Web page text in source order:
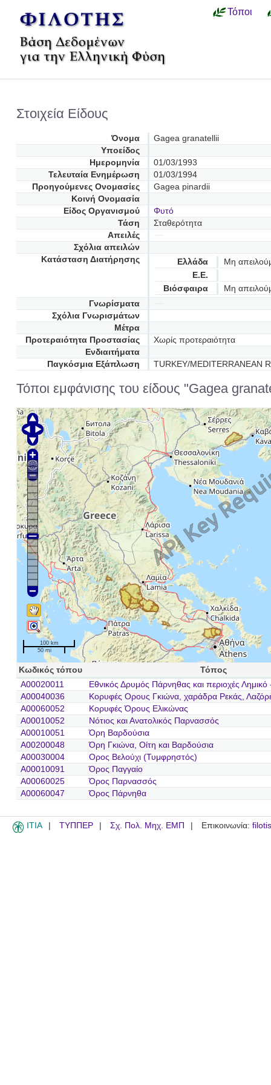
Τόποι
Στοιχεία Είδους
Όνομα
Gagea granatellii
Υποείδος
Ημερομηνία
01/03/1993
Τελευταία Ενημέρωση
01/03/1994
Προηγούμενες Oνομασίες
Gagea pinardii
Κοινή Ονομασία
Είδος Οργανισμού
Φυτό
Τάση
Σταθερότητα
Απειλές
Σχόλια απειλών
Κατάσταση Διατήρησης
Ελλάδα
Μη
Ε.Ε.
Βιόσφαιρα
Μη
Γνωρίσματα
Σχόλια Γνωρισμάτων
Μέτρα
Προτεραιότητα Προστασίας
Χωρίς προτεραιότητα
Ενδιαιτήματα
Παγκόσμια Εξάπλωση
TURKEY/MEDITERRANEAN
Τόποι εμφάνισης του είδους "Gagea
100 km
50 mi
Κωδικός τόπου
Τόπος
A00020011
Εθνικός Δρυμός Πάρνηθας και περιοχές Λημικό
A00040036
Κορυφές Ορους Γκιώνα, χαράδρα Ρεκάς,
A00060052
Κορυφές Όρους Ελικώνας
A00010052
Νότιος και Ανατολικός Παρνασσός
A00010051
Όρη Βαρδούσια
A00200048
Όρη Γκιώνα, Οίτη και Βαρδούσια
A00030004
Ορος Βελούχι (Τυμφρηστός)
A00010091
Όρος Παγγαίο
A00060025
Όρος Παρνασσός
A00060047
Όρος Πάρνηθα
ITIA ΤΥΠΠΕΡ Σχ. Πολ. Μηχ. ΕΜΠ Επικοινωνία: